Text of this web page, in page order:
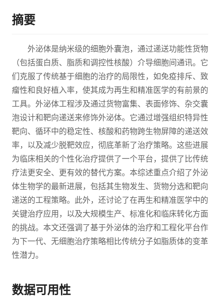
摘要
外泌体是纳米级的细胞外囊泡，通过递送功能性货物
（包括蛋白质、脂质和调控性核酸）介导细胞间通讯。它
们克服了传统基于细胞的治疗的局限性，如免疫排斥、致
瘤性和良好植入率，使其成为再生和精准医学的有前景的
工具。外泌体工程涉及通过货物富集、表面修饰、杂交囊
泡设计和靶向递送来修饰外泌体。它通过增强组织特异性
靶向、循环中的稳定性、核酸和药物跨生物屏障的递送效
率，以及减少脱靶效应，彻底革新了治疗策略。这些进展
为临床相关的个性化治疗提供了一个平台，提供了比传统
疗法更安全、更有效的替代方案。本综述重点介绍了外泌
体生物学的最新进展，包括其生物发生、货物分选和靶向
递送的工程策略。此外，还讨论了在再生和精准医学中的
关键治疗应用，以及大规模生产、标准化和临床转化方面
的挑战。本文还强调了基于外泌体的治疗和工程化平台作
为下一代、无细胞治疗策略相比传统分子如脂质体的变革
性潜力。
数据可用性